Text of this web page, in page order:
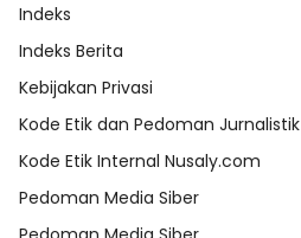
Indeks
Indeks Berita
Kebijakan Privasi
Kode Etik dan Pedoman Jurnalistik
Kode Etik Internal Nusaly.com
Pedoman Media Siber